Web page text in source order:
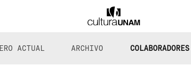
ACTUAL ARCHIVO COLABORADORES